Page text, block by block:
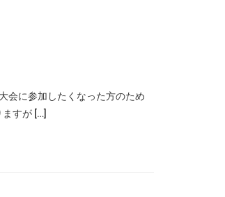
会に参加したくなった方のため
すが […]